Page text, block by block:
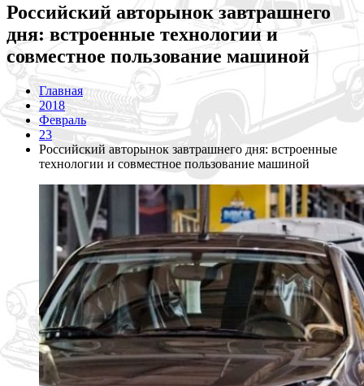
Российский авторынок завтрашнего
дня: встроенные технологии и
совместное пользование машиной
Главная
2018
Февраль
23
Российский авторынок завтрашнего дня: встроенные
технологии и совместное пользование машиной